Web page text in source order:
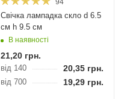
Свічка лампадка скло d 6.5
см h 9.5 см
В наявності
21,20грн.
від 140 20,35грн.
від 700 19,29грн.